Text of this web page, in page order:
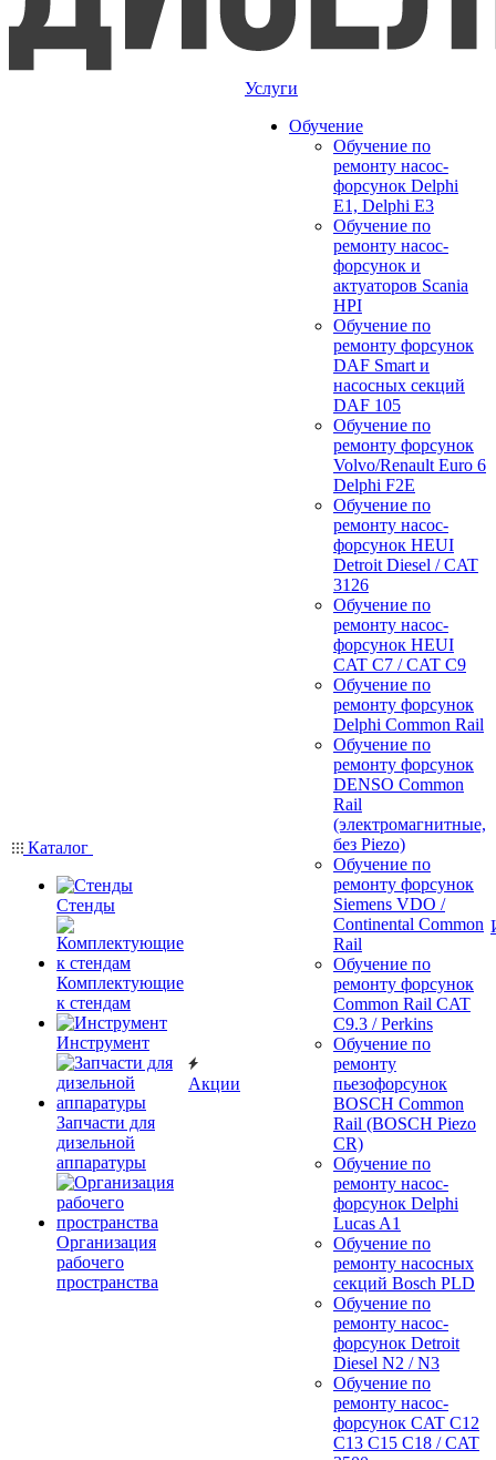
Каталог
Стенды
Комплектующие
к стендам
Инструмент
Запчасти для
дизельной
аппаратуры
Организация
рабочего
пространства
Акции
Услуги
Обучение
Обучение по
ремонту насос-
форсунок Delphi
E1, Delphi E3
Обучение по
ремонту насос-
форсунок и
актуаторов Scania
HPI
Обучение по
ремонту форсунок
DAF Smart и
насосных секций
DAF 105
Обучение по
ремонту форсунок
Volvo/Renault Euro 6
Delphi F2E
Обучение по
ремонту насос-
форсунок HEUI
Detroit Diesel / CAT
3126
Обучение по
ремонту насос-
форсунок HEUI
CAT C7 / CAT C9
Обучение по
ремонту форсунок
Delphi Common Rail
Обучение по
ремонту форсунок
DENSO Common
Rail
(электромагнитные,
без Piezo)
Обучение по
ремонту форсунок
Siemens VDO /
Continental Common
Rail
Обучение по
ремонту форсунок
Common Rail CAT
C9.3 / Perkins
Обучение по
ремонту
пьезофорсунок
BOSCH Common
Rail (BOSCH Piezo
CR)
Обучение по
ремонту насос-
форсунок Delphi
Lucas A1
Обучение по
ремонту насосных
секций Bosch PLD
Обучение по
ремонту насос-
форсунок Detroit
Diesel N2 / N3
Обучение по
ремонту насос-
форсунок CAT C12
C13 C15 C18 / CAT